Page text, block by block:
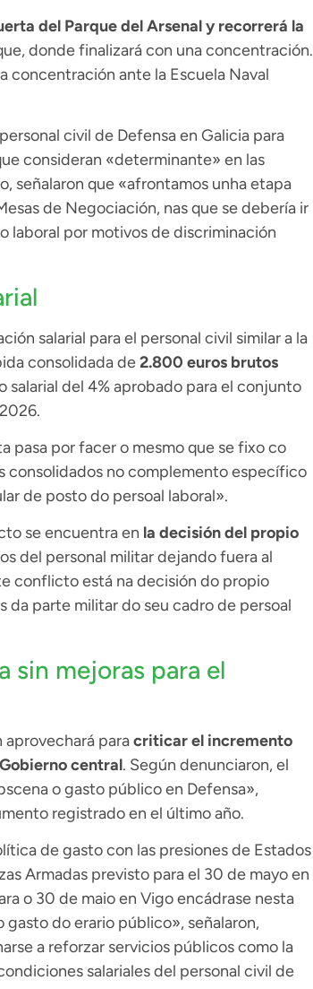
del Parque del Arsenal y recorrerá la
donde finalizará con una concentración.
concentración ante la Escuela Naval
civil de Defensa en Galicia para
consideran «determinante» en las
señalaron que «afrontamos unha etapa
de Negociación, nas que se debería ir
laboral por motivos de discriminación
salarial para el personal civil similar a la
consolidada de2.800 euros brutos
salarial del 4% aprobado para el conjunto
pasa por facer o mesmo que se fixo co
consolidados no complemento específico
de posto do persoal laboral».
se encuentra en la decisión del propio
del personal militar dejando fuera al
conflicto está na decisión do propio
da parte militar do seu cadro de persoal
sin mejoras para el
paracriticar el incremento
central. Según denunciaron, el
o gasto público en Defensa»,
registrado en el último año.
de gasto con las presiones de Estados
Armadas previsto para el 30 de mayo en
o 30 de maio en Vigo encádrase nesta
do erario público», señalaron,
a reforzar servicios públicos como la
salariales del personal civil de